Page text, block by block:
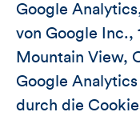
Google
von Google Inc.,
Mountain View,
Google
durch die